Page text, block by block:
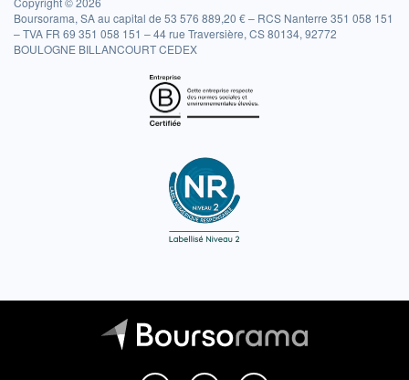
Boursorama, SA au capital de 53 576 889,20 € – RCS Nanterre 351 058 151
– TVA FR 69 351 058 151 – 44 rue Traversière, CS 80134, 92772
BOULOGNE BILLANCOURT CEDEX